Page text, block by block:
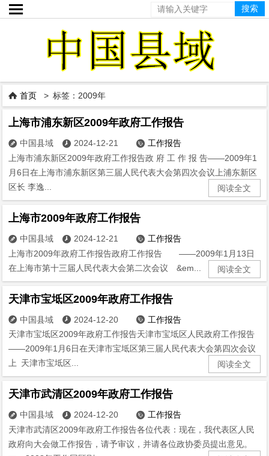

 首页 > 标签：2009年
上海市浦东新区2009年政府工作报告
 中国县域  2024-12-21  工作报告
上海市浦东新区2009年政府工作报告政 府 工 作 报 告——2009年1
月6日在上海市浦东新区第三届人民代表大会第四次会议上浦东新区
区长 李逸...
阅读全文
上海市2009年政府工作报告
 中国县域  2024-12-21  工作报告
上海市2009年政府工作报告政府工作报告 ——2009年1月13日
在上海市第十三届人民代表大会第二次会议 &em...
阅读全文
天津市宝坻区2009年政府工作报告
 中国县域  2024-12-20  工作报告
天津市宝坻区2009年政府工作报告天津市宝坻区人民政府工作报告
——2009年1月6日在天津市宝坻区第三届人民代表大会第四次会议
上 天津市宝坻区...
阅读全文
天津市武清区2009年政府工作报告
 中国县域  2024-12-20  工作报告
天津市武清区2009年政府工作报告各位代表：现在，我代表区人民
政府向大会做工作报告，请予审议，并请各位政协委员提出意见。